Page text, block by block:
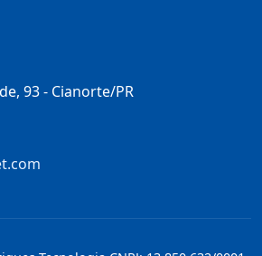
93 - Cianorte/PR